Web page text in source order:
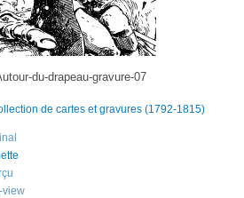
du-drapeau-gravure-07
de cartes et gravures (1792-1815)
view